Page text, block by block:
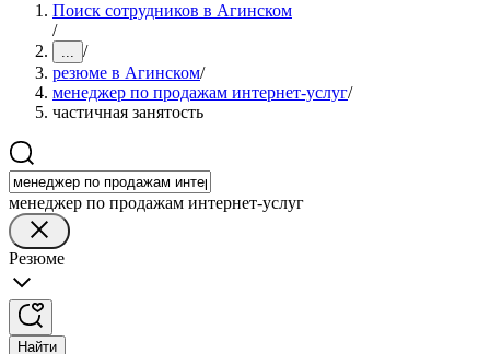
Поиск сотрудников в Агинском
/
... /
резюме в Агинском/
менеджер по продажам интернет-услуг/
частичная занятость
менеджер по продажам интернет-услуг
Резюме
Найти